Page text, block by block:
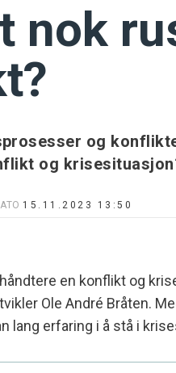
nok
og
og
15.11.2023 13:50
en konflikt og
Ole André Bråten.
lang erfaring i å stå i